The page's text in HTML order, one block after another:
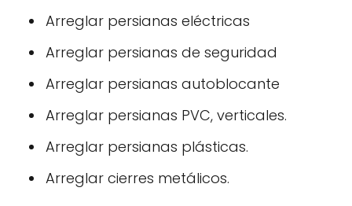
Arreglar persianas eléctricas
Arreglar persianas de seguridad
Arreglar persianas autoblocante
Arreglar persianas PVC, verticales.
Arreglar persianas plásticas.
Arreglar cierres metálicos.